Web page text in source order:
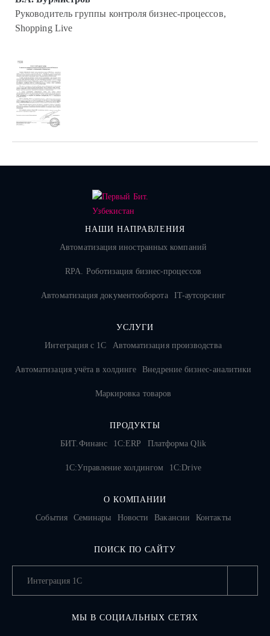
Руководитель группы контроля бизнес-процессов,
Shopping Live
НАШИ НАПРАВЛЕНИЯ
Автоматизация иностранных компаний
RPA. Роботизация бизнес-процессов
Автоматизация документооборота IT-аутсорсинг
УСЛУГИ
Интеграция с 1С
Автоматизация производства
Автоматизация учёта в холдинге Внедрение бизнес-аналитики
Маркировка товаров
ПРОДУКТЫ
БИТ.Финанс
1С:ERP Платформа Qlik
1С:Управление холдингом 1C:Drive
О КОМПАНИИ
События
Семинары Новости Вакансии Контакты
ПОИСК ПО САЙТУ
МЫ В СОЦИАЛЬНЫХ СЕТЯХ